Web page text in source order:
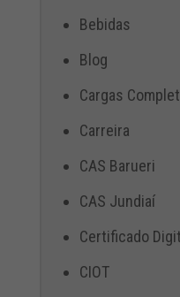
Bebidas
Blog
Cargas
Carreira
CAS Barueri
CAS Jundiaí
Certificado
CIOT